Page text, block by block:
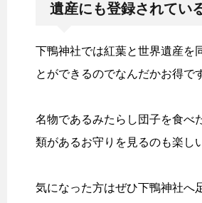
遺産にも登録されてい
下鴨神社では紅葉と世界遺産を
とができるのでなんだかお得で
名物であるみたらし団子を食べ
類があるお守りを見るのも楽し
気になった方はぜひ下鴨神社へ